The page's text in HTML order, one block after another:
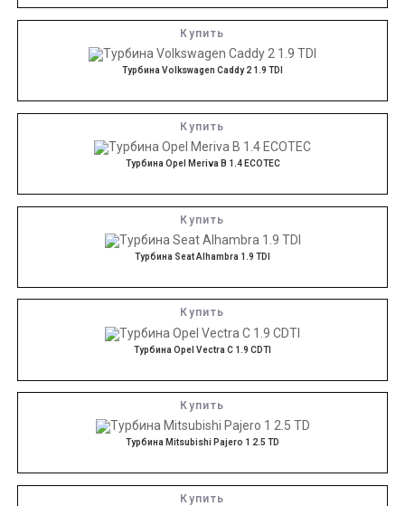
Купить
Турбина Volkswagen Caddy 2 1.9 TDI
Купить
Турбина Opel Meriva B 1.4 ECOTEC
Купить
Турбина Seat Alhambra 1.9 TDI
Купить
Турбина Opel Vectra C 1.9 CDTI
Купить
Турбина Mitsubishi Pajero 1 2.5 TD
Купить